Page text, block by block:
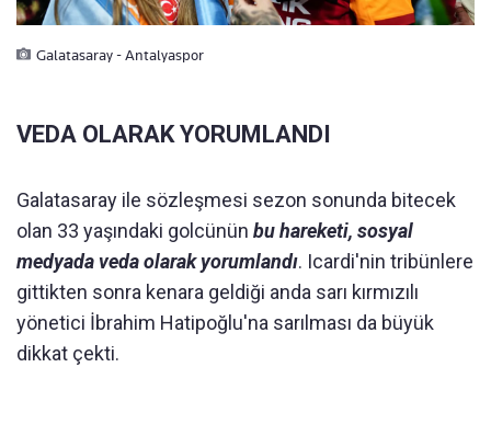
Galatasaray - Antalyaspor
VEDA OLARAK YORUMLANDI
Galatasaray ile sözleşmesi sezon sonunda bitecek
olan 33 yaşındaki golcünün bu hareketi, sosyal
medyada veda olarak yorumlandı. Icardi'nin tribünlere
gittikten sonra kenara geldiği anda sarı kırmızılı
yönetici İbrahim Hatipoğlu'na sarılması da büyük
dikkat çekti.